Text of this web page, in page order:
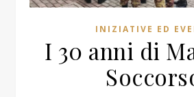
INIZIATIVE ED
I 30 anni di